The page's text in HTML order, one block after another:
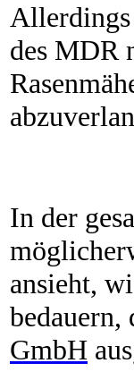
des MDR
In der
ansieht,
bedauern,
GmbH